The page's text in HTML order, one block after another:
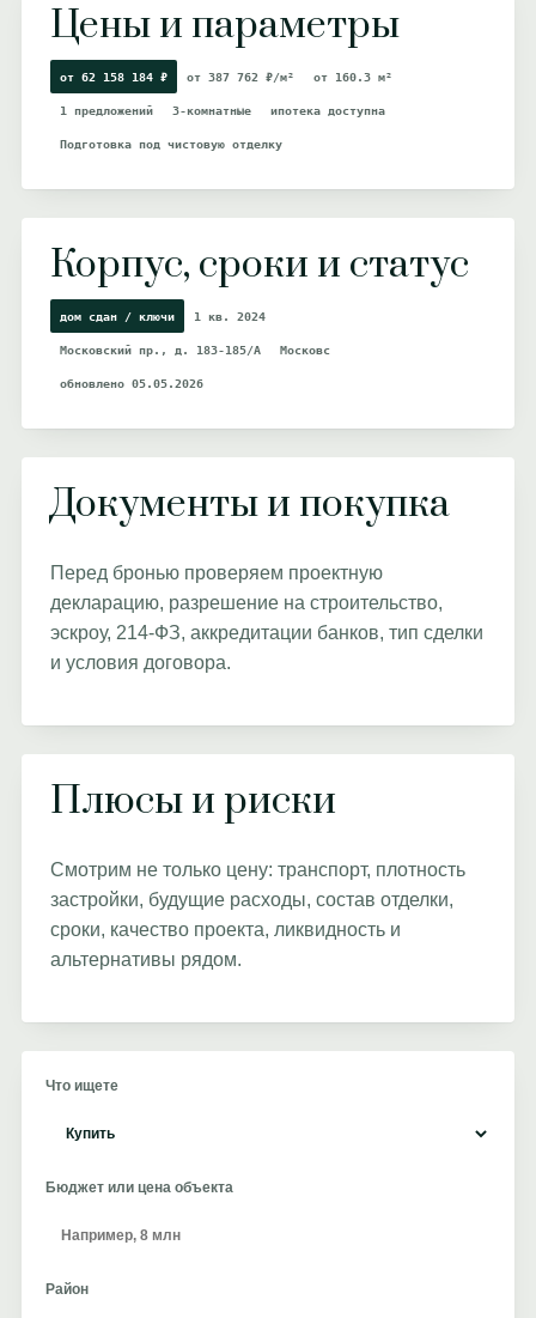
Цены и параметры
от 62 158 184 ₽ от 387 762 ₽/м² от 160.3 м²
1 предложений 3-комнатные ипотека доступна
Подготовка под чистовую отделку
Корпус, сроки и статус
дом сдан / ключи 1 кв. 2024
Московский пр., д. 183-185/А Московс
обновлено 05.05.2026
Документы и покупка
Перед бронью проверяем проектную
декларацию, разрешение на строительство,
эскроу, 214-ФЗ, аккредитации банков, тип сделки
и условия договора.
Плюсы и риски
Смотрим не только цену: транспорт, плотность
застройки, будущие расходы, состав отделки,
сроки, качество проекта, ликвидность и
альтернативы рядом.
Что ищете
Бюджет или цена объекта
Район